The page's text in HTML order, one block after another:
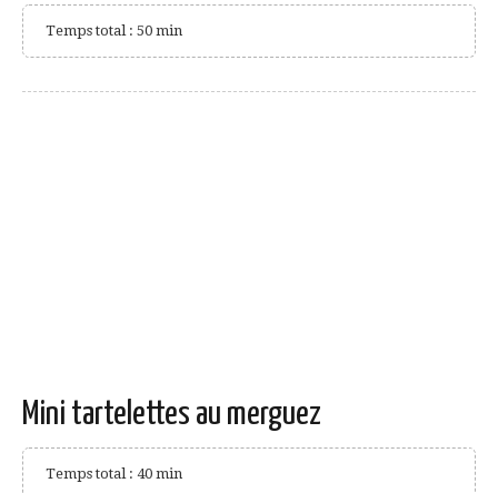
Temps total : 50 min
Mini tartelettes au merguez
Temps total : 40 min